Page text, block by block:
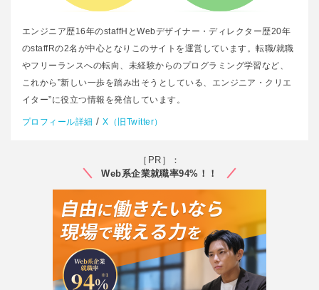
エンジニア歴16年のstaffHとWebデザイナー・ディレクター歴20年
のstaffRの2名が中心となりこのサイトを運営しています。転職/就職
やフリーランスへの転向、未経験からのプログラミング学習など、
これから”新しい一歩を踏み出そうとしている、エンジニア・クリエ
イター”に役立つ情報を発信しています。
プロフィール詳細 /X（旧Twitter）
［PR］：
Web系企業就職率94%！！